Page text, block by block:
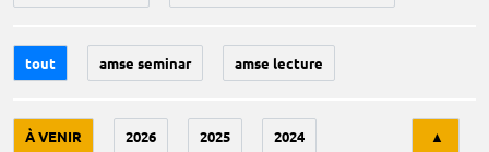
tout amse seminar amse lecture
À VENIR 2026 2025 2024 ▲